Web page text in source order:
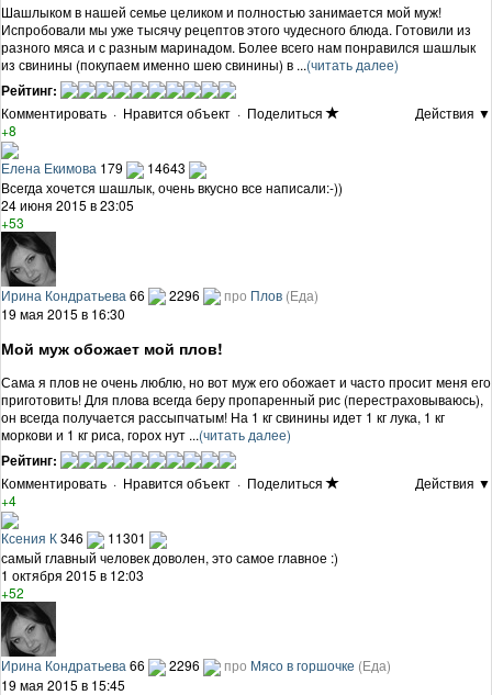
Шашлыком в нашей семье целиком и полностью занимается мой муж!
Испробовали мы уже тысячу рецептов этого чудесного блюда. Готовили из
разного мяса и с разным маринадом. Более всего нам понравился шашлык
из свинины (покупаем именно шею свинины) в ...(читать далее)
Рейтинг:
Комментировать · Нравится объект · Поделиться
Действия ▼
+8
Елена Екимова 179
14643
Всегда хочется шашлык, очень вкусно все написали:-))
24 июня 2015 в 23:05
+53
Ирина Кондратьева 66 2296 про Плов (Еда)
19 мая 2015 в 16:30
Мой муж обожает мой плов!
Сама я плов не очень люблю, но вот муж его обожает и часто просит меня его
приготовить! Для плова всегда беру пропаренный рис (перестраховываюсь),
он всегда получается рассыпчатым! На 1 кг свинины идет 1 кг лука, 1 кг
моркови и 1 кг риса, горох нут ...(читать далее)
Рейтинг:
Комментировать · Нравится объект · Поделиться
Действия ▼
+4
Ксения К346
11301
самый главный человек доволен, это самое главное :)
1 октября 2015 в 12:03
+52
Ирина Кондратьева 66 2296 про Мясо в горшочке (Еда)
19 мая 2015 в 15:45